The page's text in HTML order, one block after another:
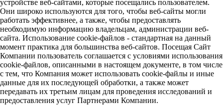
устройстве веб-сайтами, которые посещались пользователем.
Они широко используются для того, чтобы веб-сайты могли
работать эффективнее, а также, чтобы предоставлять
необходимую информацию владельцам, администрации веб-
сайта. Использование cookie-файлов - стандартная на данный
момент практика для большинства веб-сайтов. Посещая Сайт
Компании пользователь соглашается с условиями использования
cookie-файлов, описанными в настоящем документе, в том числе
с тем, что Компания может использовать cookie-файлы и иные
данные для их последующей обработки, а также может
передавать их третьим лицам для проведения исследований и
предоставления услуг Партнерами Компании.